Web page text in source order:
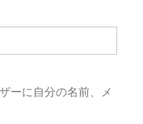
ーに自分の名前、メ